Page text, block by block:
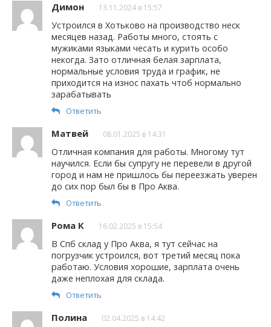
Димон 13.11.2024 в 15:57
Устроился в Хотьково на производство неск
месяцев назад. Работы много, стоять с
мужиками языками чесать и курить особо
некогда. Зато отличная белая зарплата,
нормальные условия труда и график, не
приходится на износ пахать чтоб нормально
зарабатывать
Ответить
Матвей 08.01.2025 в 14:31
Отличная компания для работы. Многому тут
научился. Если бы супругу не перевели в другой
город и нам не пришлось бы переезжать уверен
до сих пор был бы в Про Аква.
Ответить
Рома К 16.02.2025 в 15:54
В Спб склад у Про Аква, я тут сейчас на
погрузчик устроился, вот третий месяц пока
работаю. Условия хорошие, зарплата очень
даже неплохая для склада.
Ответить
Полина 02.04.2025 в 14:42